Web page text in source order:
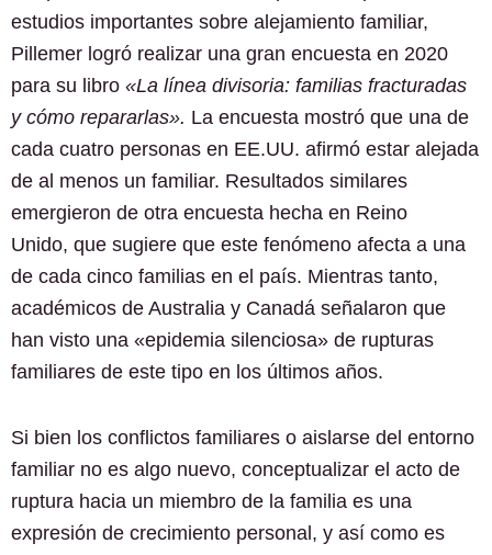
estudios importantes sobre alejamiento familiar,
Pillemer logró realizar una gran encuesta en 2020
para su libro «La línea divisoria: familias fracturadas
y cómo repararlas». La encuesta mostró que una de
cada cuatro personas en EE.UU. afirmó estar alejada
de al menos un familiar. Resultados similares
emergieron de otra encuesta hecha en Reino
Unido, que sugiere que este fenómeno afecta a una
de cada cinco familias en el país. Mientras tanto,
académicos de Australia y Canadá señalaron que
han visto una «epidemia silenciosa» de rupturas
familiares de este tipo en los últimos años.
Si bien los conflictos familiares o aislarse del entorno
familiar no es algo nuevo, conceptualizar el acto de
ruptura hacia un miembro de la familia es una
expresión de crecimiento personal, y así como es